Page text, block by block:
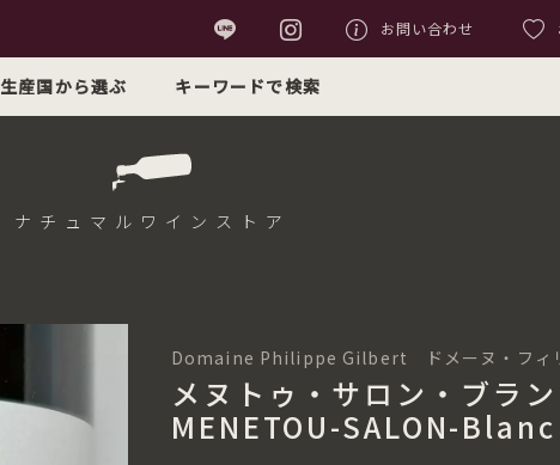
お問い合わせ
生産国から選ぶ キーワードで検索
ナチュマル ワインストア
Domaine Philippe Gilbert ドメーヌ・フィ
メヌトゥ・サロン・ブラ
MENETOU-SALON-Blanc